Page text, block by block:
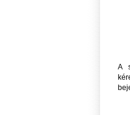
A